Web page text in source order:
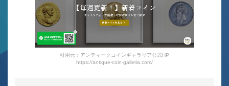
引用元：アンティークコインギャラリア公式HP
https://antique-coin-galleria.com/